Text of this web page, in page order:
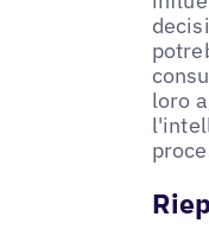
loro